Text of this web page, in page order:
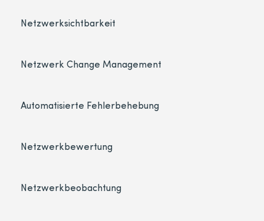
Netzwerksichtbarkeit
Netzwerk Change Management
Automatisierte Fehlerbehebung
Netzwerkbewertung
Netzwerkbeobachtung